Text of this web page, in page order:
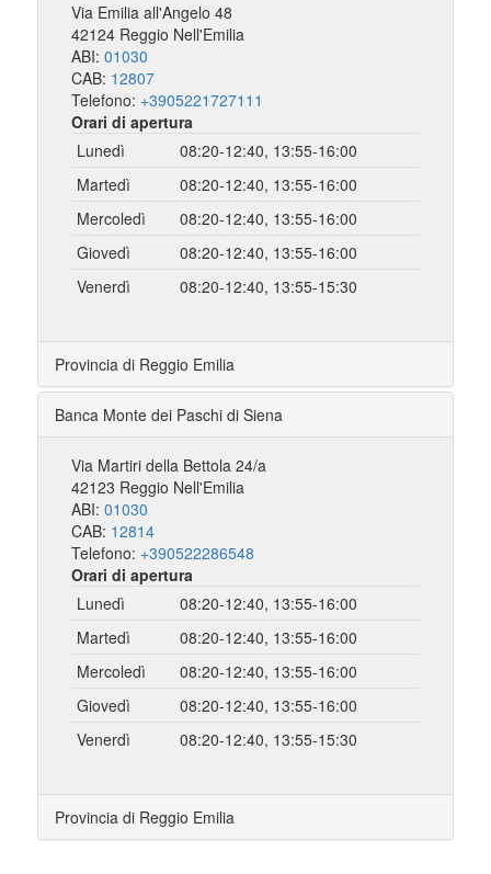
Via Emilia all'Angelo 48
42124 Reggio Nell'Emilia
ABI: 01030
CAB: 12807
Telefono: +3905221727111
Orari di apertura
Lunedì
08:20-12:40, 13:55-16:00
Martedì
08:20-12:40, 13:55-16:00
Mercoledì
08:20-12:40, 13:55-16:00
Giovedì
08:20-12:40, 13:55-16:00
Venerdì
08:20-12:40, 13:55-15:30
Provincia di Reggio Emilia
Banca Monte dei Paschi di Siena
Via Martiri della Bettola 24/a
42123 Reggio Nell'Emilia
ABI: 01030
CAB: 12814
Telefono: +390522286548
Orari di apertura
Lunedì
08:20-12:40, 13:55-16:00
Martedì
08:20-12:40, 13:55-16:00
Mercoledì
08:20-12:40, 13:55-16:00
Giovedì
08:20-12:40, 13:55-16:00
Venerdì
08:20-12:40, 13:55-15:30
Provincia di Reggio Emilia